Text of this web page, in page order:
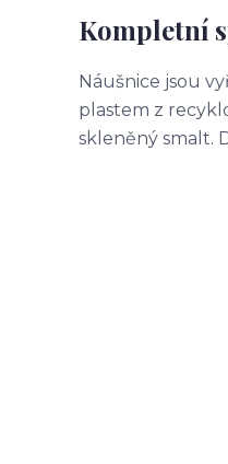
Kompletní
Náušnice jsou
plastem z
skleněný smalt.